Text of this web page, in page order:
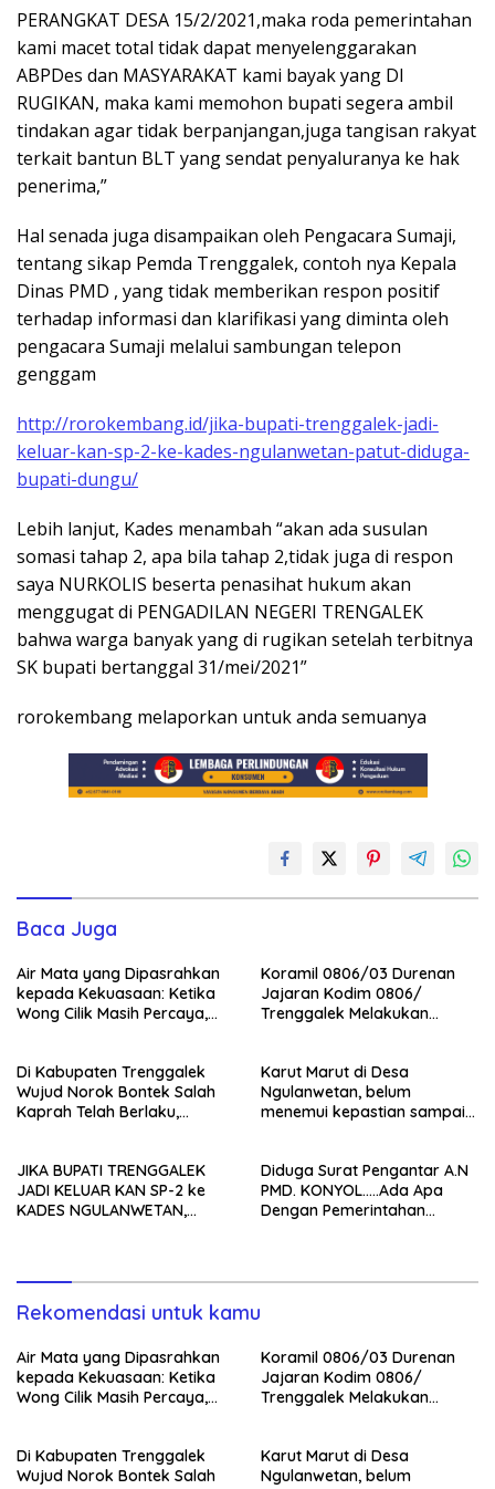
PERANGKAT DESA 15/2/2021,maka roda pemerintahan
kami macet total tidak dapat menyelenggarakan
ABPDes dan MASYARAKAT kami bayak yang DI
RUGIKAN, maka kami memohon bupati segera ambil
tindakan agar tidak berpanjangan,juga tangisan rakyat
terkait bantun BLT yang sendat penyaluranya ke hak
penerima,”
Hal senada juga disampaikan oleh Pengacara Sumaji,
tentang sikap Pemda Trenggalek, contoh nya Kepala
Dinas PMD , yang tidak memberikan respon positif
terhadap informasi dan klarifikasi yang diminta oleh
pengacara Sumaji melalui sambungan telepon
genggam
http://rorokembang.id/jika-bupati-trenggalek-jadi-
keluar-kan-sp-2-ke-kades-ngulanwetan-patut-diduga-
bupati-dungu/
Lebih lanjut, Kades menambah “akan ada susulan
somasi tahap 2, apa bila tahap 2,tidak juga di respon
saya NURKOLIS beserta penasihat hukum akan
menggugat di PENGADILAN NEGERI TRENGALEK
bahwa warga banyak yang di rugikan setelah terbitnya
SK bupati bertanggal 31/mei/2021”
rorokembang melaporkan untuk anda semuanya
Baca Juga
Air Mata yang Dipasrahkan
kepada Kekuasaan: Ketika
Wong Cilik Masih Percaya,
Koramil 0806/03 Durenan
Jajaran Kodim 0806/
Trenggalek Melakukan
Di Kabupaten Trenggalek
Wujud Norok Bontek Salah
Kaprah Telah Berlaku,
Memperbaiki Kondisi Seperti
Ini
Karut Marut di Desa
Ngulanwetan, belum
menemui kepastian sampai
JIKA BUPATI TRENGGALEK
JADI KELUAR KAN SP-2 ke
KADES NGULANWETAN,
Diduga Surat Pengantar A.N
PMD. KONYOL…..Ada Apa
Dengan Pemerintahan
Rekomendasi untuk kamu
Air Mata yang Dipasrahkan
kepada Kekuasaan: Ketika
Wong Cilik Masih Percaya,
Koramil 0806/03 Durenan
Jajaran Kodim 0806/
Trenggalek Melakukan
Di Kabupaten Trenggalek
Wujud Norok Bontek Salah
Karut Marut di Desa
Ngulanwetan, belum